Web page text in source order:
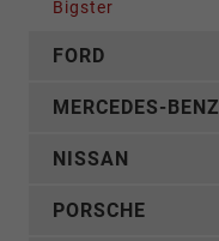
Bigster
FORD
MERCEDES-BENZ
NISSAN
PORSCHE